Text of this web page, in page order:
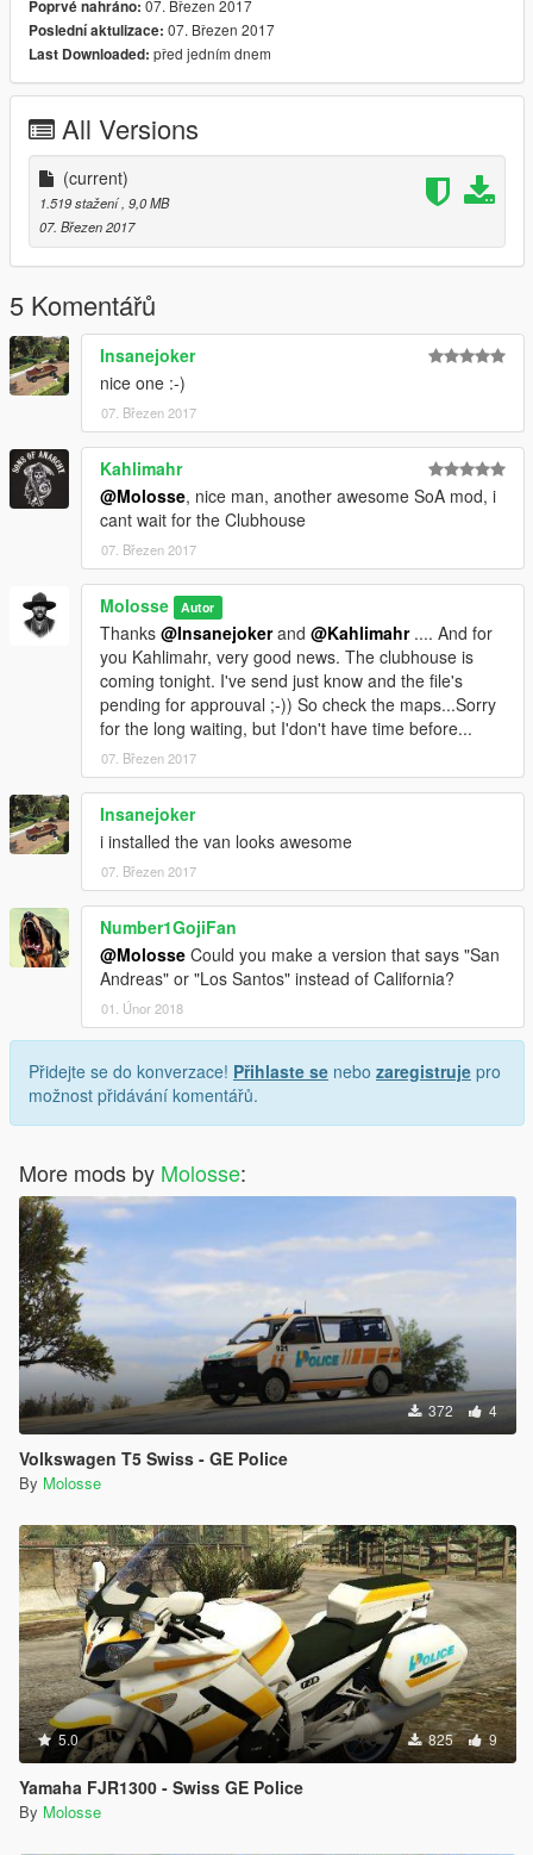
Poprvé nahráno: 07. Březen 2017
Poslední aktulizace: 07. Březen 2017
Last Downloaded: před jedním dnem
All Versions
(current)
1.519 stažení , 9,0 MB
07. Březen 2017
5 Komentářů
Insanejoker
nice one :-)
07. Březen 2017
Kahlimahr
@Molosse, nice man, another awesome SoA mod, i
cant wait for the Clubhouse
07. Březen 2017
Molosse Autor
Thanks @Insanejokerand @Kahlimahr.... And for
you Kahlimahr, very good news. The clubhouse is
coming tonight. I've send just know and the file's
pending for approuval ;-)) So check the maps...Sorry
for the long waiting, but I'don't have time before...
07. Březen 2017
Insanejoker
i installed the van looks awesome
07. Březen 2017
Number1GojiFan
@Molosse Could you make a version that says "San
Andreas" or "Los Santos" instead of California?
01. Únor 2018
Přidejte se do konverzace! Přihlaste se nebo zaregistruje pro
možnost přidávání komentářů.
More mods by Molosse:
372 4
Volkswagen T5 Swiss - GE Police
By Molosse
5.0 825 9
Yamaha FJR1300 - Swiss GE Police
By Molosse